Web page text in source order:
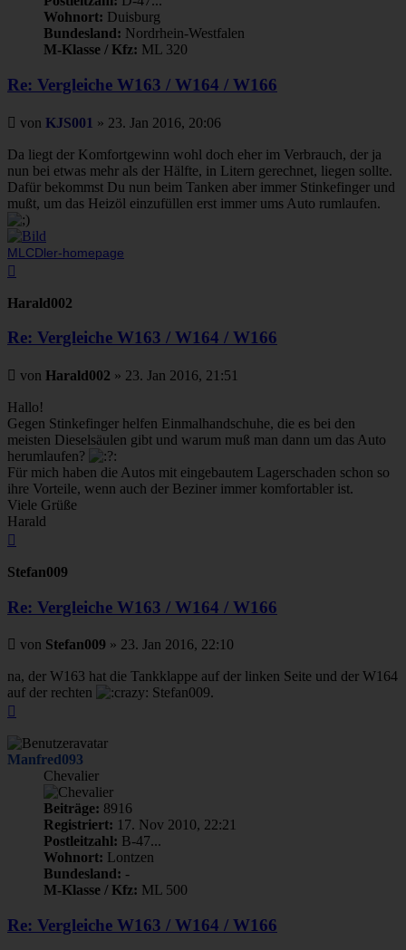
Wohnort: Duisburg
Bundesland: Nordrhein-Westfalen
M-Klasse / Kfz: ML 320
Re: Vergleiche W163 / W164 / W166
Beitrag
von KJS001 » 23. Jan 2016, 20:06
Da liegt der Komfortgewinn wohl doch eher im Verbrauch, der ja
nun bei etwas mehr als der Hälfte, in Litern gerechnet, liegen sollte.
Dafür bekommst Du nun beim Tanken aber immer Stinkefinger und
mußt, um das Heizöl einzufüllen erst immer ums Auto rumlaufen.
MLCDler-homepage
Harald002
Re: Vergleiche W163 / W164 / W166
Beitrag
von Harald002 » 23. Jan 2016, 21:51
Hallo!
Gegen Stinkefinger helfen Einmalhandschuhe, die es bei den
meisten Dieselsäulen gibt und warum muß man dann um das Auto
herumlaufen?
Für mich haben die Autos mit eingebautem Lagerschaden schon so
ihre Vorteile, wenn auch der Beziner immer komfortabler ist.
Viele Grüße
Harald
Stefan009
Re: Vergleiche W163 / W164 / W166
Beitrag
von Stefan009 » 23. Jan 2016, 22:10
na, der W163 hat die Tankklappe auf der linken Seite und der W164
auf der rechten
Stefan009.
Manfred093
Chevalier
Beiträge: 8916
Registriert: 17. Nov 2010, 22:21
Postleitzahl: B-47...
Wohnort: Lontzen
Bundesland: -
M-Klasse / Kfz: ML 500
Re: Vergleiche W163 / W164 / W166